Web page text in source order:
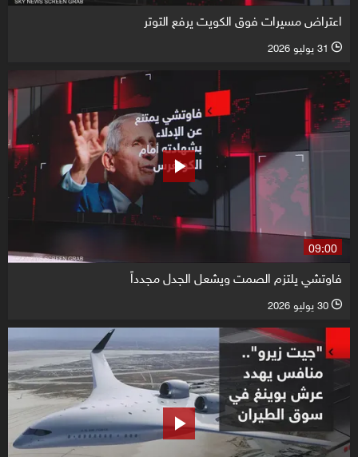
اعتراض مسيرات فوق الكويت يرفع التوتر
l 31 يوليو 2026
09:00
فاوتشي يلتزم الصمت ويشعل الجدل مجدداً
l 30 يوليو 2026